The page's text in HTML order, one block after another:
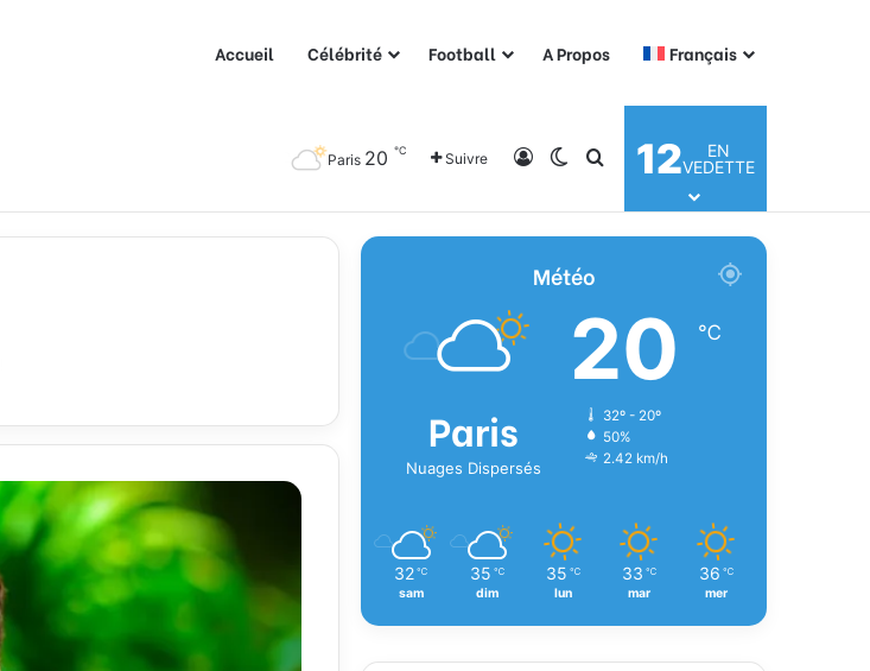
Accueil Célébrité Football A Propos Français
Paris 20 ℃ Suivre ConnexionSwitch skin
Rechercher
12
EN
VEDETTE
Météo
Paris
Nuages Dispersés
20 ℃
32º - 20º
50%
2.42 km/h
32 ℃
sam
35 ℃
dim
35 ℃
lun
33 ℃
mar
36 ℃
mer